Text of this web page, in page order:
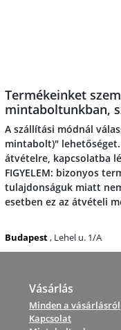
Termékeinket
mintaboltunkban,
A szállítási módnál
mintabolt)"
átvételre, kapcsolatba
FIGYELEM: bizonyos
tulajdonságuk miatt
esetben ez az átvételi
Budapest, Lehel u. 1/A
Vásárlás
Minden a vásárlásról
Kapcsolat